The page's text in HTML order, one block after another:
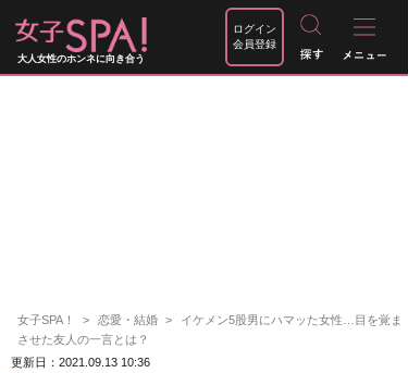
大人女性のホンネに向き合う
ログイン
会員登録
女子SPA！ 恋愛・結婚
イケメン5股男にハマッた女性…目を覚ま
させた友人の一言とは？
更新日：2021.09.13 10:36